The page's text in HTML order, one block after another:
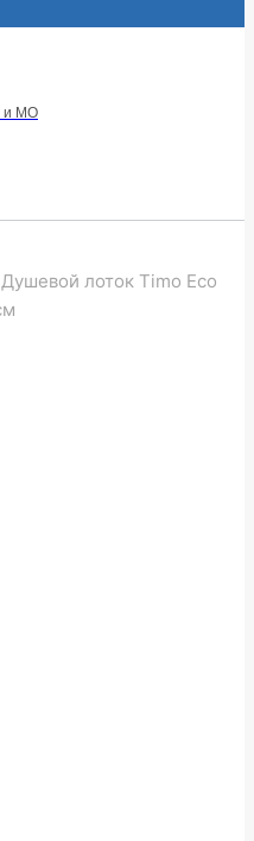
и МО
Душевой лоток Timo Eco